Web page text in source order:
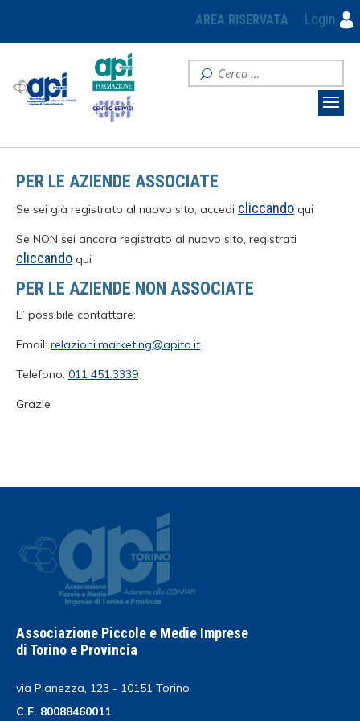
AREA RISERVATA Login
PER LE AZIENDE ASSOCIATE
Se sei già registrato al nuovo sito, accedi cliccando qui
Se NON sei ancora registrato al nuovo sito, registrati
cliccando qui
PER LE AZIENDE NON ASSOCIATE
E’ possibile contattare:
Email: relazioni.marketing@apito.it
Telefono: 011 451.3339
Grazie
Associazione Piccole e Medie Imprese
di Torino e Provincia
via Pianezza, 123 - 10151 Torino
C.F. 80088460011